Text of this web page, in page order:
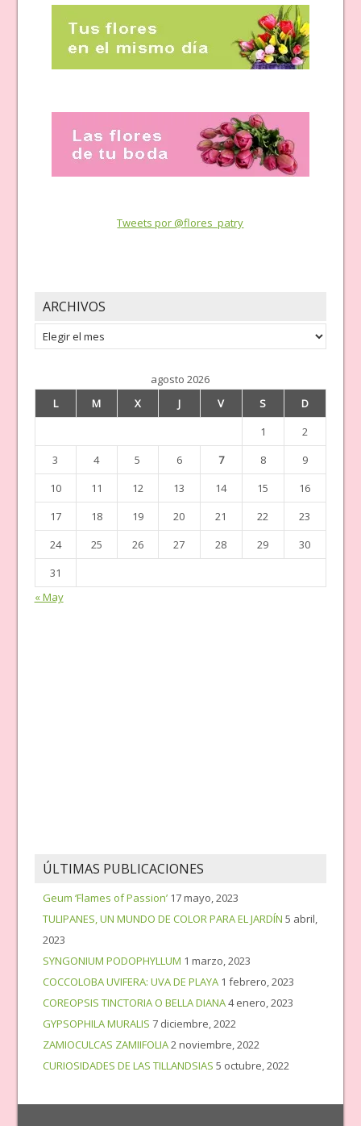
Tweets por @flores_patry
ARCHIVOS
Archivos
agosto 2026
L
M X J V S
D
1
2
3
4 5 6 7 8
9
10
11 12 13 14 15
16
17
18 19 20 21 22
23
24
25 26 27 28 29
30
31
« May
ÚLTIMAS PUBLICACIONES
Geum ‘Flames of Passion’ 17 mayo, 2023
TULIPANES, UN MUNDO DE COLOR PARA EL JARDÍN 5 abril,
2023
SYNGONIUM PODOPHYLLUM 1 marzo, 2023
COCCOLOBA UVIFERA: UVA DE PLAYA 1 febrero, 2023
COREOPSIS TINCTORIA O BELLA DIANA4 enero, 2023
GYPSOPHILA MURALIS 7 diciembre, 2022
ZAMIOCULCAS ZAMIIFOLIA2 noviembre, 2022
CURIOSIDADES DE LAS TILLANDSIAS 5 octubre, 2022